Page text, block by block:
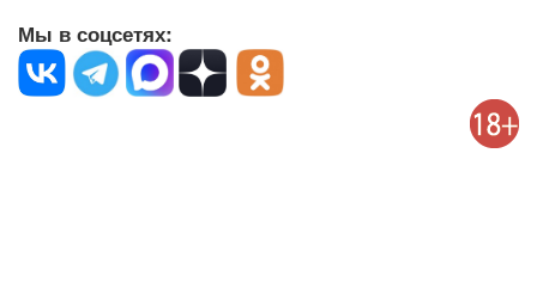
Мы в соцсетях: